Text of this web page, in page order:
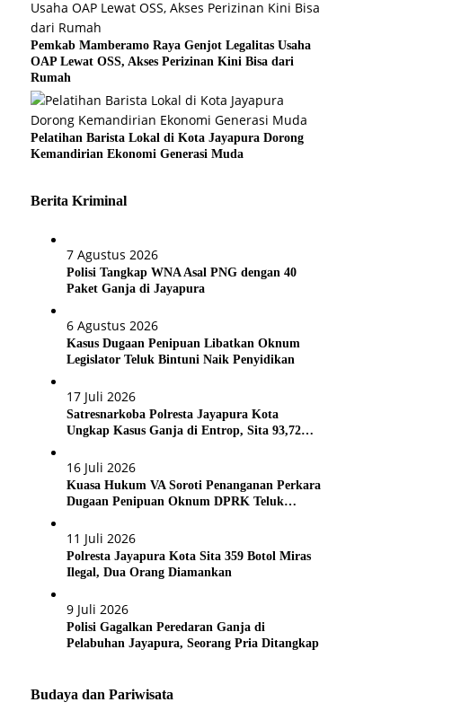
Pemkab Mamberamo Raya Genjot Legalitas Usaha
OAP Lewat OSS, Akses Perizinan Kini Bisa dari
Rumah
Pelatihan Barista Lokal di Kota Jayapura Dorong
Kemandirian Ekonomi Generasi Muda
Berita Kriminal
7 Agustus 2026
Polisi Tangkap WNA Asal PNG dengan 40
Paket Ganja di Jayapura
6 Agustus 2026
Kasus Dugaan Penipuan Libatkan Oknum
Legislator Teluk Bintuni Naik Penyidikan
17 Juli 2026
Satresnarkoba Polresta Jayapura Kota
Ungkap Kasus Ganja di Entrop, Sita 93,72
16 Juli 2026
Kuasa Hukum VA Soroti Penanganan Perkara
Dugaan Penipuan Oknum DPRK Teluk
11 Juli 2026
Polresta Jayapura Kota Sita 359 Botol Miras
Ilegal, Dua Orang Diamankan
9 Juli 2026
Polisi Gagalkan Peredaran Ganja di
Pelabuhan Jayapura, Seorang Pria Ditangkap
Budaya dan Pariwisata